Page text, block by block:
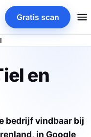
Gratis scan
en
bedrijf vindbaar bij
in Google